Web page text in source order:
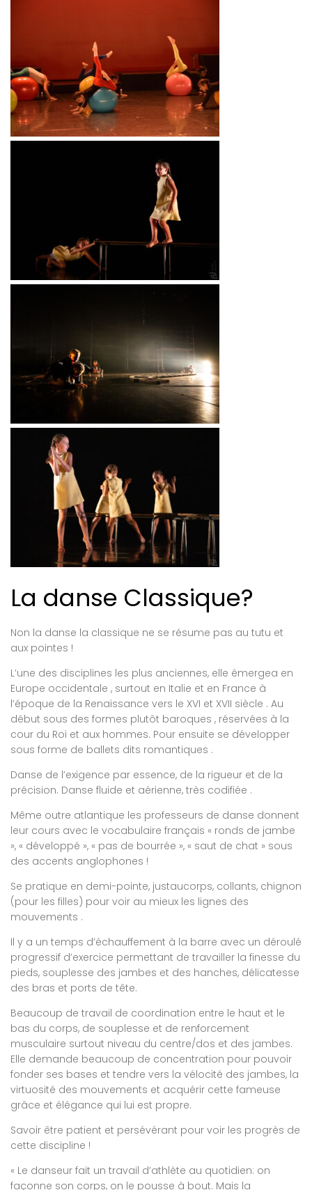
La danse Classique?
Non la danse la classique ne se résume pas au tutu et
aux pointes !
L’une des disciplines les plus anciennes, elle émergea en
Europe occidentale , surtout en Italie et en France à
l’époque de la Renaissance vers le XVI et XVII siècle . Au
début sous des formes plutôt baroques , réservées à la
cour du Roi et aux hommes. Pour ensuite se développer
sous forme de ballets dits romantiques .
Danse de l’exigence par essence, de la rigueur et de la
précision. Danse fluide et aérienne, très codifiée .
Même outre atlantique les professeurs de danse donnent
leur cours avec le vocabulaire français « ronds de jambe
», « développé », « pas de bourrée », « saut de chat » sous
des accents anglophones !
Se pratique en demi-pointe, justaucorps, collants, chignon
(pour les filles) pour voir au mieux les lignes des
mouvements .
Il y a un temps d’échauffement à la barre avec un déroulé
progressif d’exercice permettant de travailler la finesse du
pieds, souplesse des jambes et des hanches, délicatesse
des bras et ports de tête.
Beaucoup de travail de coordination entre le haut et le
bas du corps, de souplesse et de renforcement
musculaire surtout niveau du centre/dos et des jambes.
Elle demande beaucoup de concentration pour pouvoir
fonder ses bases et tendre vers la vélocité des jambes, la
virtuosité des mouvements et acquérir cette fameuse
grâce et élégance qui lui est propre.
Savoir être patient et persévérant pour voir les progrès de
cette discipline !
« Le danseur fait un travail d’athlète au quotidien: on
façonne son corps, on le pousse à bout. Mais la